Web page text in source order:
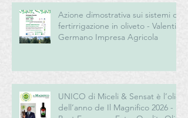
Azione dimostrativa sui sistemi di
fertirrigazione in oliveto - Valentini
Germano Impresa Agricola
UNICO di Miceli & Sensat è l’olio
dell’anno de Il Magnifico 2026 -